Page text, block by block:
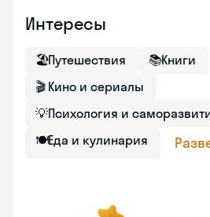
Интересы
🏖Путешествия 📚Книги
🎬 Кино и сериалы
💡Психология и
🍽Еда и кулинария